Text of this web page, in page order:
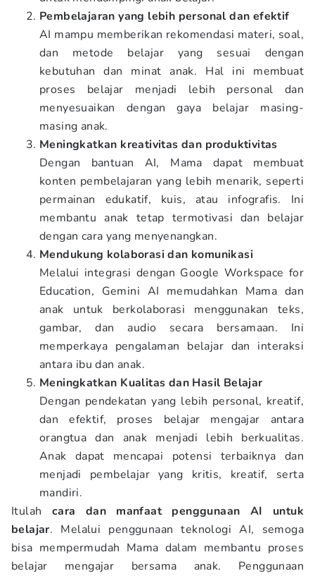
Pembelajaran yang lebih personal dan efektif
AI mampu memberikan rekomendasi materi, soal,
dan metode belajar yang sesuai dengan
kebutuhan dan minat anak. Hal ini membuat
proses belajar menjadi lebih personal dan
menyesuaikan dengan gaya belajar masing-
masing anak.
Meningkatkan kreativitas dan produktivitas
Dengan bantuan AI, Mama dapat membuat
konten pembelajaran yang lebih menarik, seperti
permainan edukatif, kuis, atau infografis. Ini
membantu anak tetap termotivasi dan belajar
dengan cara yang menyenangkan.
Mendukung kolaborasi dan komunikasi
Melalui integrasi dengan Google Workspace for
Education, Gemini AI memudahkan Mama dan
anak untuk berkolaborasi menggunakan teks,
gambar, dan audio secara bersamaan. Ini
memperkaya pengalaman belajar dan interaksi
antara ibu dan anak.
Meningkatkan Kualitas dan Hasil Belajar
Dengan pendekatan yang lebih personal, kreatif,
dan efektif, proses belajar mengajar antara
orangtua dan anak menjadi lebih berkualitas.
Anak dapat mencapai potensi terbaiknya dan
menjadi pembelajar yang kritis, kreatif, serta
mandiri.
Itulah cara dan manfaat penggunaan AI untuk
belajar. Melalui penggunaan teknologi AI, semoga
bisa mempermudah Mama dalam membantu proses
belajar mengajar bersama anak. Penggunaan